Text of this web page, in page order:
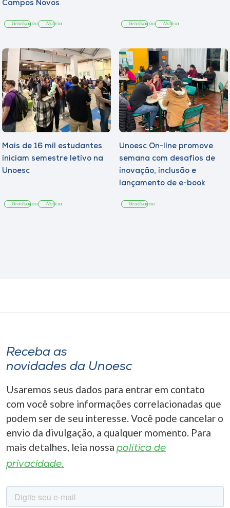
Campos Novos
Graduação Notícia Graduação Notícia
Mais de 16 mil estudantes
iniciam semestre letivo na
Unoesc
Graduação Notícia
Unoesc On-line promove
semana com desafios de
inovação, inclusão e
lançamento de e-book
Graduação
Receba as
novidades da Unoesc
Usaremos seus dados para entrar em contato
com você sobre informações correlacionadas que
podem ser de seu interesse. Você pode cancelar o
envio da divulgação, a qualquer momento. Para
mais detalhes, leia nossa política de
privacidade.